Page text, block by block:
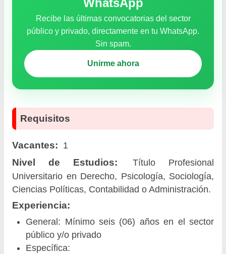
Recibe las últimas convocatorias del sector
público y privado, directamente en tu WhatsApp.
Sin spam.
Unirme ahora
Requisitos
Vacantes: 1
Nivel de Estudios:
Título Profesional
Universitario en Derecho, Psicología, Sociología,
Ciencias Políticas, Contabilidad o Administración.
Experiencia:
General: Mínimo seis (06) años en el sector
público y/o privado
Específica: